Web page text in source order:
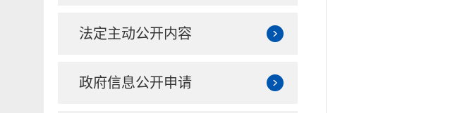
法定主动公开内容
政府信息公开申请